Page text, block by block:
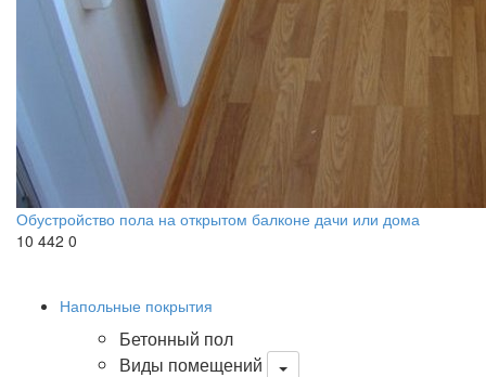
Обустройство пола на открытом балконе дачи или дома
10 442 0
Напольные покрытия
Бетонный пол
Виды помещений